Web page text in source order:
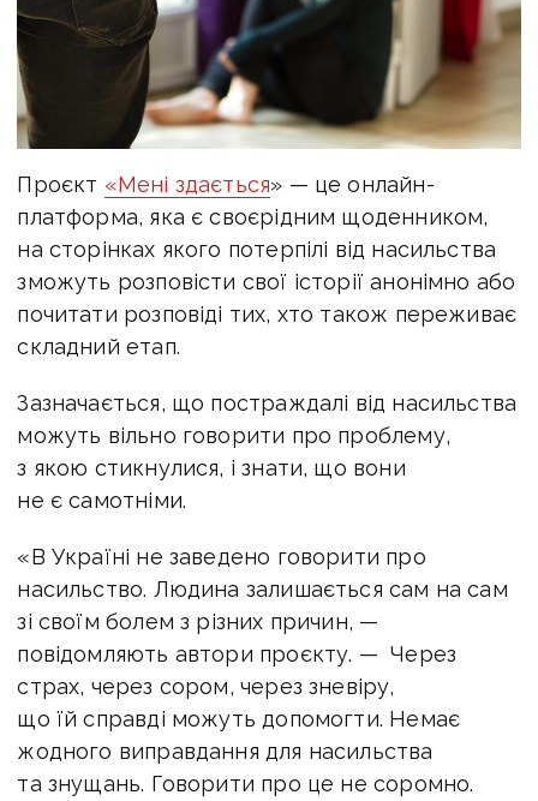
Проєкт «Мені здається» — це онлайн-
платформа, яка є своєрідним щоденником,
на сторінках якого потерпілі від насильства
зможуть розповісти свої історії анонімно або
почитати розповіді тих, хто також переживає
складний етап.
Зазначається, що постраждалі від насильства
можуть вільно говорити про проблему,
з якою стикнулися, і знати, що вони
не є самотніми.
«В Україні не заведено говорити про
насильство. Людина залишається сам на сам
зі своїм болем з різних причин, —
повідомляють автори проєкту. — Через
страх, через сором, через зневіру,
що їй справді можуть допомогти. Немає
жодного виправдання для насильства
та знущань. Говорити про це не соромно.